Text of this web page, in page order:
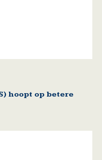
hoopt op betere